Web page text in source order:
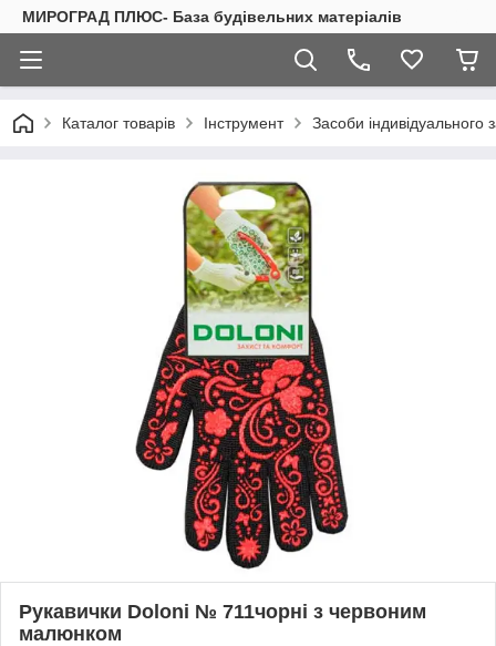
МИРОГРАД ПЛЮС- База будівельних матеріалів
Каталог товарів Інструмент Засоби індивідуального
Рукавички Doloni № 711чорні з червоним
малюнком